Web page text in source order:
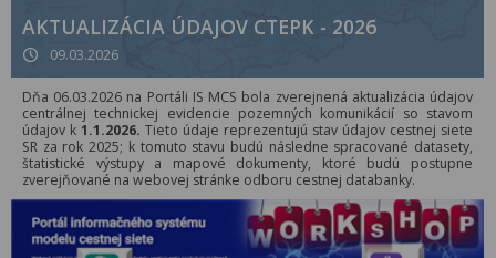
AKTUALIZÁCIA ÚDAJOV CTEPK - 2026
09.03.2026
Dňa 06.03.2026 na Portáli IS MCS bola zverejnená aktualizácia údajov
centrálnej technickej evidencie pozemných komunikácií so stavom
údajov k 1.1.2026. Tieto údaje reprezentujú stav údajov cestnej siete
SR za rok 2025; k tomuto stavu budú následne spracované datasety,
štatistické výstupy a mapové dokumenty, ktoré budú postupne
zverejňované na webovej stránke odboru cestnej databanky.